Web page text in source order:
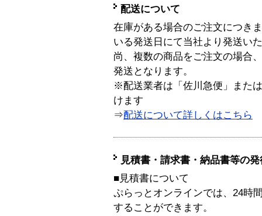
配送について
在庫がある場合のご注文につき
いる発送日にて当社より発送い
尚、複数の商品をご注文の場合
発送となります。
※配送業者は「佐川急便」また
けます
⇒配送について詳しくはこちら
見積書・請求書・納品書等の
■見積書について
ぷらっとオンラインでは、24時
することができます。